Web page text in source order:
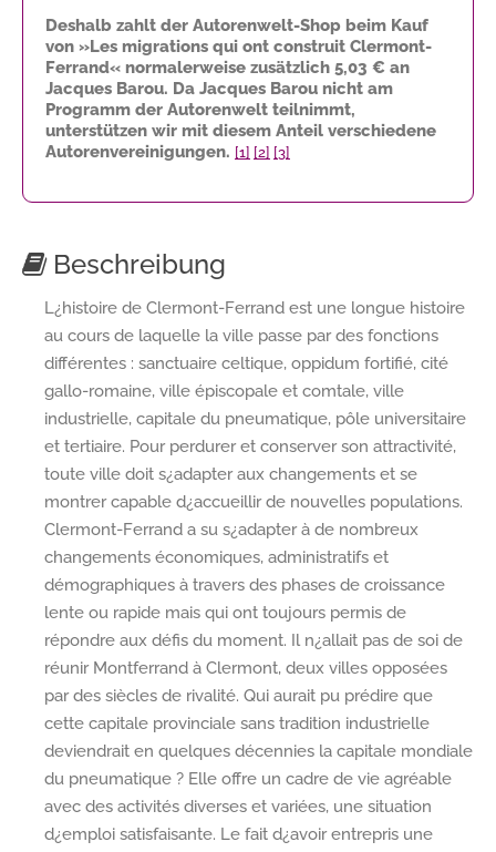
Deshalb zahlt der Autorenwelt-Shop beim Kauf
von »Les migrations qui ont construit Clermont-
Ferrand« normalerweise zusätzlich 5,03 € an
Jacques Barou. Da Jacques Barou nicht am
Programm der Autorenwelt teilnimmt,
unterstützen wir mit diesem Anteil verschiedene
Autorenvereinigungen. [1] [2] [3]
Beschreibung
L¿histoire de Clermont-Ferrand est une longue histoire
au cours de laquelle la ville passe par des fonctions
différentes : sanctuaire celtique, oppidum fortifié, cité
gallo-romaine, ville épiscopale et comtale, ville
industrielle, capitale du pneumatique, pôle universitaire
et tertiaire. Pour perdurer et conserver son attractivité,
toute ville doit s¿adapter aux changements et se
montrer capable d¿accueillir de nouvelles populations.
Clermont-Ferrand a su s¿adapter à de nombreux
changements économiques, administratifs et
démographiques à travers des phases de croissance
lente ou rapide mais qui ont toujours permis de
répondre aux défis du moment. Il n¿allait pas de soi de
réunir Montferrand à Clermont, deux villes opposées
par des siècles de rivalité. Qui aurait pu prédire que
cette capitale provinciale sans tradition industrielle
deviendrait en quelques décennies la capitale mondiale
du pneumatique ? Elle offre un cadre de vie agréable
avec des activités diverses et variées, une situation
d¿emploi satisfaisante. Le fait d¿avoir entrepris une